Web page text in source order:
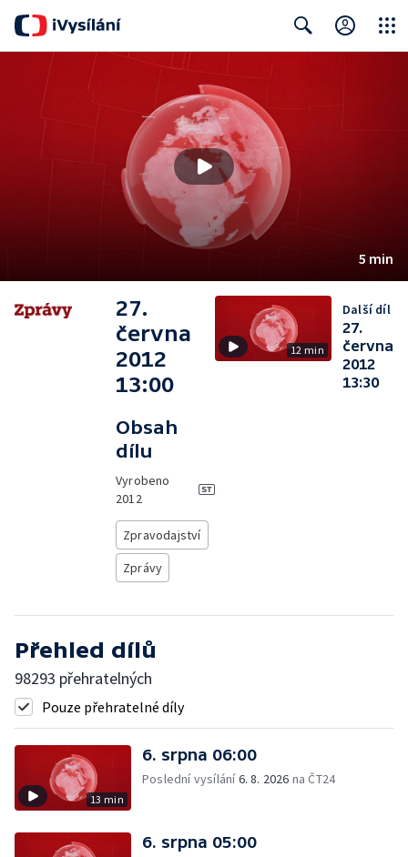
5 min
27.
června
2012
13:00
Obsah
dílu
Vyrobeno
2012
Zpravodajství
Zprávy
12 min
Další díl
27.
června
2012
13:30
Přehled dílů
98293 přehratelných
Pouze přehratelné díly
13 min
6. srpna 06:00
Poslední vysílání6. 8. 2026 na ČT24
6. srpna 05:00